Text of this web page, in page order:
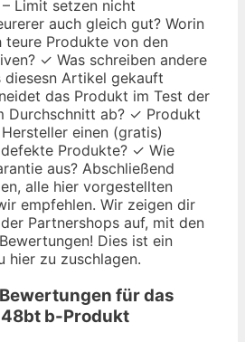
Limit setzen nicht
auch gleich gut? Worin
teure Produkte von den
✓ Was schreiben andere
diesesn Artikel gekauft
das Produkt im Test der
Durchschnitt ab? ✓ Produkt
einen (gratis)
Produkte? ✓ Wie
aus? Abschließend
alle hier vorgestellten
empfehlen. Wir zeigen dir
Partnershops auf, mit den
Dies ist ein
hier zu zuschlagen.
für das
b-Produkt